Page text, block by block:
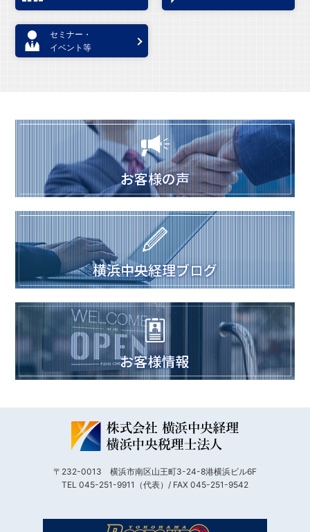
セミナー・
イベント等
〒232-0013 横浜市南区山王町3-24-8港横浜ビル6F
TEL 045-251-9911（代表）/ FAX 045-251-9542